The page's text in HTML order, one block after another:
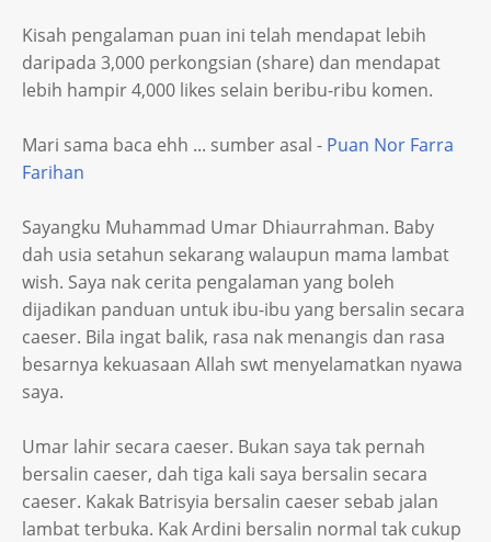
Kisah pengalaman puan ini telah mendapat lebih
daripada 3,000 perkongsian (share) dan mendapat
lebih hampir 4,000 likes selain beribu-ribu komen.
Mari sama baca ehh ... sumber asal - Puan Nor Farra
Farihan
Sayangku Muhammad Umar Dhiaurrahman. Baby
dah usia setahun sekarang walaupun mama lambat
wish. Saya nak cerita pengalaman yang boleh
dijadikan panduan untuk ibu-ibu yang bersalin secara
caeser. Bila ingat balik, rasa nak menangis dan rasa
besarnya kekuasaan Allah swt menyelamatkan nyawa
saya.
Umar lahir secara caeser. Bukan saya tak pernah
bersalin caeser, dah tiga kali saya bersalin secara
caeser. Kakak Batrisyia bersalin caeser sebab jalan
lambat terbuka. Kak Ardini bersalin normal tak cukup